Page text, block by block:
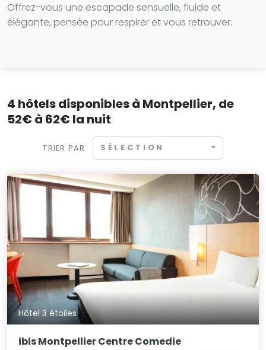
Offrez-vous une escapade sensuelle, fluide et
élégante, pensée pour respirer et vous retrouver.
4 hôtels disponibles à Montpellier, de
52€ à 62€ la nuit
TRIER PAR SÉLECTION
Hôtel 3 étoiles
ibis Montpellier Centre Comedie